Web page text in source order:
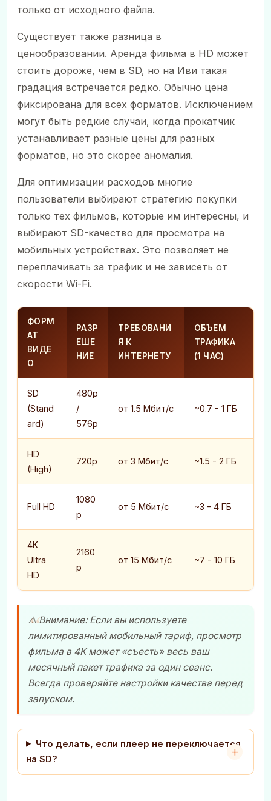
только от исходного файла.
Существует также разница в
ценообразовании. Аренда фильма в HD может
стоить дороже, чем в SD, но на Иви такая
градация встречается редко. Обычно цена
фиксирована для всех форматов. Исключением
могут быть редкие случаи, когда прокатчик
устанавливает разные цены для разных
форматов, но это скорее аномалия.
Для оптимизации расходов многие
пользователи выбирают стратегию покупки
только тех фильмов, которые им интересны, и
выбирают SD-качество для просмотра на
мобильных устройствах. Это позволяет не
переплачивать за трафик и не зависеть от
скорости Wi-Fi.
ФОРМ
АТ
ВИДЕ
О
РАЗР
ЕШЕ
НИЕ
ТРЕБОВАНИ
Я К
ИНТЕРНЕТУ
ОБЪЕМ
ТРАФИКА
(1 ЧАС)
SD
(Stand
ard)
480p
/
576p
от 1.5 Мбит/с ~0.7 - 1 ГБ
HD
(High)
720p от 3 Мбит/с ~1.5 - 2 ГБ
Full HD
1080
p
от 5 Мбит/с ~3 - 4 ГБ
4K
Ultra
HD
2160
p
от 15 Мбит/с ~7 - 10 ГБ
⚠️ Внимание: Если вы используете
лимитированный мобильный тариф, просмотр
фильма в 4K может «съесть» весь ваш
месячный пакет трафика за один сеанс.
Всегда проверяйте настройки качества перед
запуском.
Что делать, если плеер не переключается
на SD?